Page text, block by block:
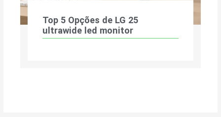
Top 5 Opções de LG 25
ultrawide led monitor